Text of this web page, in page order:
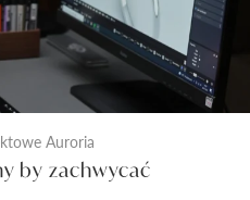
Auroria
by zachwycać